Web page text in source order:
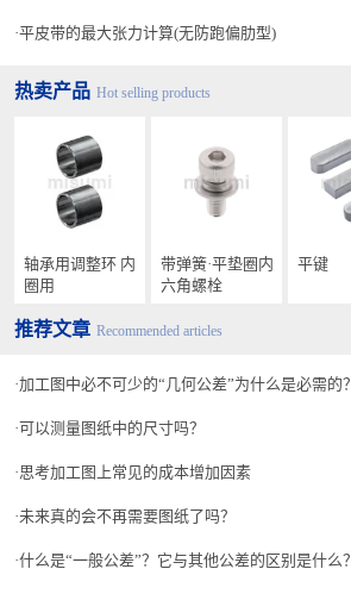
平皮带的最大张力计算(无防跑偏肋型)
热卖产品 Hot selling products
轴承用调整环 内
圈用
带弹簧·平垫圈内
六角螺栓
平键
推荐文章 Recommended articles
加工图中必不可少的“几何公差”为什么是必需的？
可以测量图纸中的尺寸吗？
思考加工图上常见的成本增加因素
未来真的会不再需要图纸了吗？
什么是“一般公差”？它与其他公差的区别是什么？